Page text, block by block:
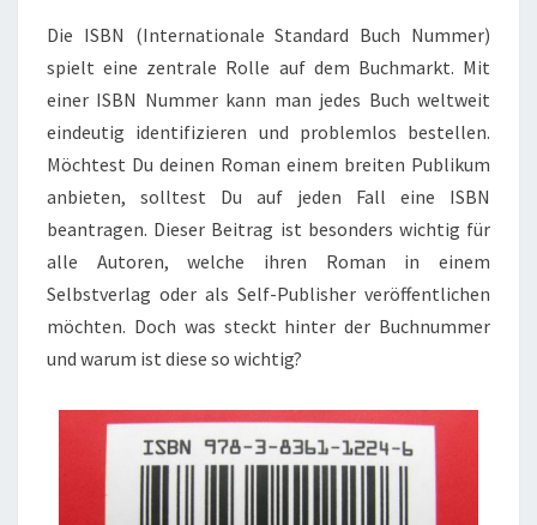
Die ISBN (Internationale Standard Buch Nummer)
spielt eine zentrale Rolle auf dem Buchmarkt. Mit
einer ISBN Nummer kann man jedes Buch weltweit
eindeutig identifizieren und problemlos bestellen.
Möchtest Du deinen Roman einem breiten Publikum
anbieten, solltest Du auf jeden Fall eine ISBN
beantragen. Dieser Beitrag ist besonders wichtig für
alle Autoren, welche ihren Roman in einem
Selbstverlag oder als Self-Publisher veröffentlichen
möchten. Doch was steckt hinter der Buchnummer
und warum ist diese so wichtig?